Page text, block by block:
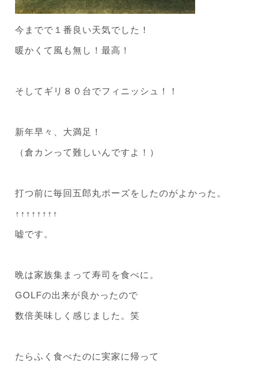
今までで１番良い天気でした！
暖かくて風も無し！最高！
そしてギリ８０台でフィニッシュ！！
新年早々、大満足！
（倉カンって難しいんですよ！）
打つ前に毎回五郎丸ポーズをしたのがよかった。
↑↑↑↑↑↑↑↑
嘘です。
晩は家族集まって寿司を食べに。
GOLFの出来が良かったので
数倍美味しく感じました。笑
たらふく食べたのに実家に帰って